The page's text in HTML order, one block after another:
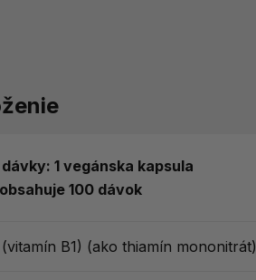
1 vegánska kapsula
100 dávok
B1) (ako thiamín mononitrát)